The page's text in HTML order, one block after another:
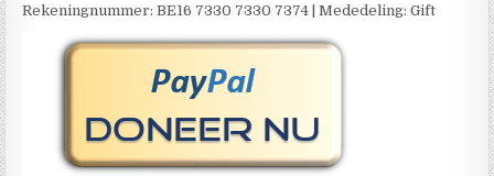
Rekeningnummer: BE16 7330 7330 7374 | Mededeling: Gift